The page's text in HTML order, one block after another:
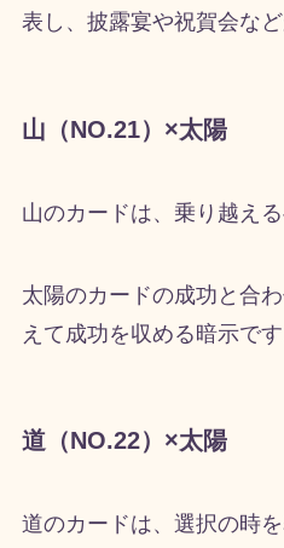
表し、披露宴や祝賀会など
山（NO.21）×太陽
山のカードは、乗り越え
太陽のカードの成功と合
えて成功を収める暗示です
道（NO.22）×太陽
道のカードは、選択の時を